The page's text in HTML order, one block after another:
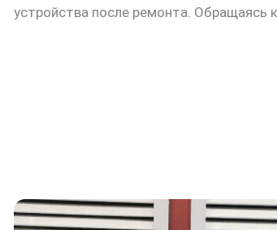
устройства после ремонта. Обращаясь